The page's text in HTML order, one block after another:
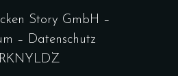
Story GmbH –
– Datenschutz